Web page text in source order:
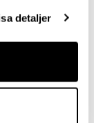
detaljer
att
för sektorer
att beslutet
klimatmål för